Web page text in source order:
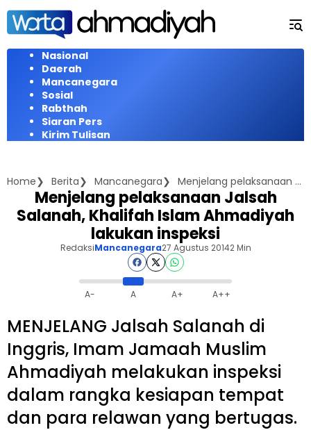
Langsung
konten
Nasional
Daerah
Mancanegara
Sosial
Rabthah
Siaran Pers
Kirim Tulisan
Home Berita Mancanegara Menjelang pelaksanaan Jalsah Salanah, Khalifah Islam Ahmadiyah lakukan inspeksi
Menjelang pelaksanaan Jalsah
Salanah, Khalifah Islam Ahmadiyah
lakukan inspeksi
RedaksiMancanegara27 Agustus 20142 Min
A- A A+ A++
MENJELANG Jalsah Salanah di
Inggris, Imam Jamaah Muslim
Ahmadiyah melakukan inspeksi
dalam rangka kesiapan tempat
dan para relawan yang bertugas.